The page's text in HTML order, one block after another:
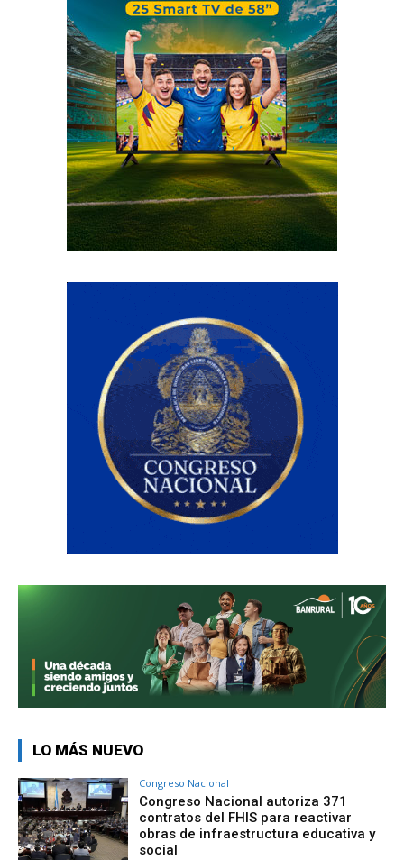
LO MÁS NUEVO
Congreso Nacional
Congreso Nacional autoriza 371
contratos del FHIS para reactivar
obras de infraestructura educativa y
social